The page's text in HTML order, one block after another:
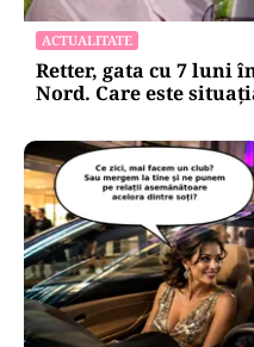
ACTUALITATE
Retter, gata cu 7 luni
Nord. Care este